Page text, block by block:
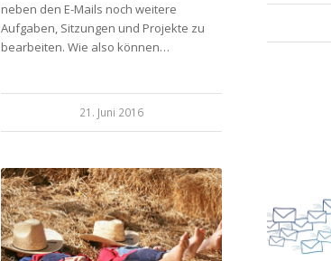
neben den E-Mails noch weitere
Aufgaben, Sitzungen und Projekte zu
bearbeiten. Wie also können…
21. Juni 2016